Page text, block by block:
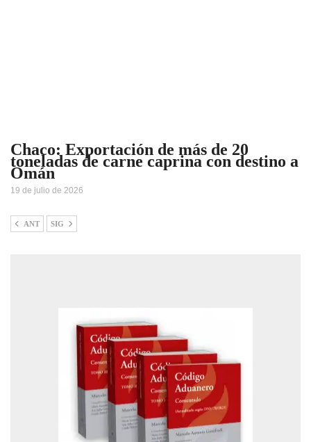
Chaco: Exportación de más de 20
toneladas de carne caprina con destino a
Omán
19 de julio de 2026
ANT SIG